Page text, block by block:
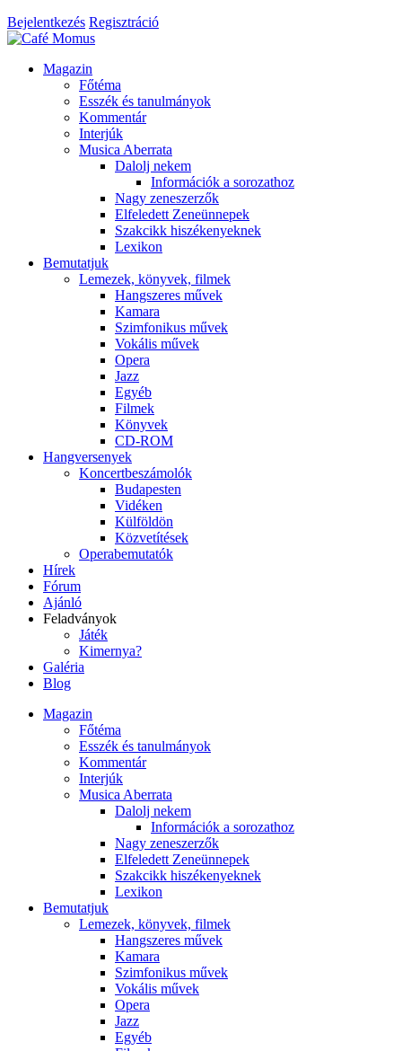
Bejelentkezés Regisztráció
Magazin
Főtéma
Esszék és tanulmányok
Kommentár
Interjúk
Musica Aberrata
Dalolj nekem
Információk a sorozathoz
Nagy zeneszerzők
Elfeledett Zeneünnepek
Szakcikk hiszékenyeknek
Lexikon
Bemutatjuk
Lemezek, könyvek, filmek
Hangszeres művek
Kamara
Szimfonikus művek
Vokális művek
Opera
Jazz
Egyéb
Filmek
Könyvek
CD-ROM
Hangversenyek
Koncertbeszámolók
Budapesten
Vidéken
Külföldön
Közvetítések
Operabemutatók
Hírek
Fórum
Ajánló
Feladványok
Játék
Kimernya?
Galéria
Blog
Magazin
Főtéma
Esszék és tanulmányok
Kommentár
Interjúk
Musica Aberrata
Dalolj nekem
Információk a sorozathoz
Nagy zeneszerzők
Elfeledett Zeneünnepek
Szakcikk hiszékenyeknek
Lexikon
Bemutatjuk
Lemezek, könyvek, filmek
Hangszeres művek
Kamara
Szimfonikus művek
Vokális művek
Opera
Jazz
Egyéb